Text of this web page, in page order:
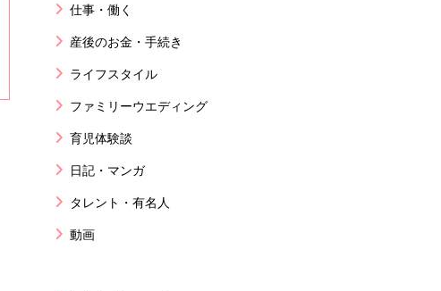
仕事・働く
産後のお金・手続き
ライフスタイル
ファミリーウエディング
育児体験談
日記・マンガ
タレント・有名人
動画